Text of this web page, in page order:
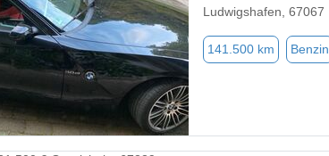
Ludwigshafen, 67067
141.500 km Benzin